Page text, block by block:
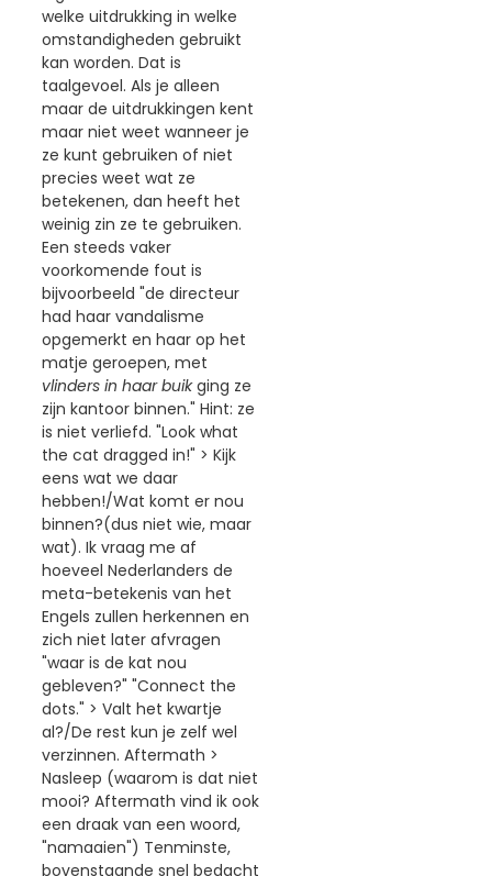
welke uitdrukking in welke
omstandigheden gebruikt
kan worden. Dat is
taalgevoel. Als je alleen
maar de uitdrukkingen kent
maar niet weet wanneer je
ze kunt gebruiken of niet
precies weet wat ze
betekenen, dan heeft het
weinig zin ze te gebruiken.
Een steeds vaker
voorkomende fout is
bijvoorbeeld "de directeur
had haar vandalisme
opgemerkt en haar op het
matje geroepen, met
vlinders in haar buikging ze
zijn kantoor binnen." Hint: ze
is niet verliefd. "Look what
the cat dragged in!" > Kijk
eens wat we daar
hebben!/Wat komt er nou
binnen?(dus niet wie, maar
wat). Ik vraag me af
hoeveel Nederlanders de
meta-betekenis van het
Engels zullen herkennen en
zich niet later afvragen
"waar is de kat nou
gebleven?" "Connect the
dots." > Valt het kwartje
al?/De rest kun je zelf wel
verzinnen. Aftermath >
Nasleep (waarom is dat niet
mooi? Aftermath vind ik ook
een draak van een woord,
"namaaien") Tenminste,
bovenstaande snel bedacht